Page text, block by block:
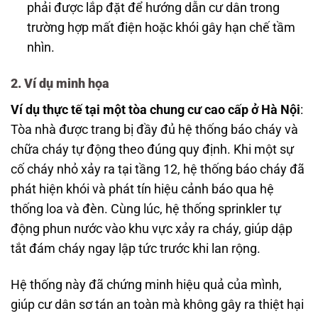
phải được lắp đặt để hướng dẫn cư dân trong
trường hợp mất điện hoặc khói gây hạn chế tầm
nhìn.
2. Ví dụ minh họa
Ví dụ thực tế tại một tòa chung cư cao cấp ở Hà Nội:
Tòa nhà được trang bị đầy đủ hệ thống báo cháy và
chữa cháy tự động theo đúng quy định. Khi một sự
cố cháy nhỏ xảy ra tại tầng 12, hệ thống báo cháy đã
phát hiện khói và phát tín hiệu cảnh báo qua hệ
thống loa và đèn. Cùng lúc, hệ thống sprinkler tự
động phun nước vào khu vực xảy ra cháy, giúp dập
tắt đám cháy ngay lập tức trước khi lan rộng.
Hệ thống này đã chứng minh hiệu quả của mình,
giúp cư dân sơ tán an toàn mà không gây ra thiệt hại